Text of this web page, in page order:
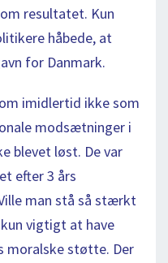
resultatet. Kun
håbede, at
for Danmark.
imidlertid ikke som
modsætninger i
blevet løst. De var
efter 3 års
man stå så stærkt
vigtigt at have
moralske støtte. Der